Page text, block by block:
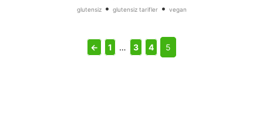
glutensiz• glutensiz tarifler• vegan
← 1 … 3 4 5